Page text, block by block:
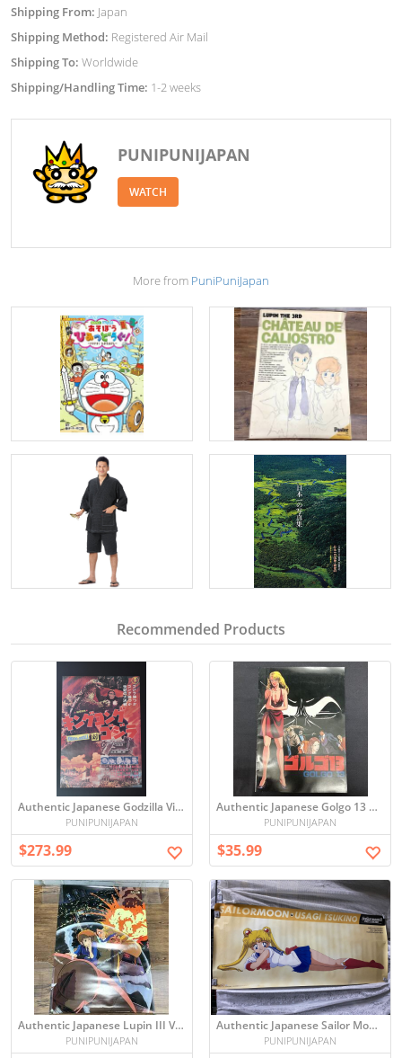
Shipping From: Japan
Shipping Method: Registered Air Mail
Shipping To: Worldwide
Shipping/Handling Time: 1-2 weeks
PUNIPUNIJAPAN
WATCH
More from PuniPuniJapan
Recommended Products
Authentic Japanese Godzilla Vintage Poster - Showa-era, period original (未使用 当時物 キングコング 対 ゴジラ B2 ポスター 1964年 リバイバル版 怪獣 高島忠夫 浜美枝 昭和 レトロ RC-471S/000)
PUNIPUNIJAPAN
$273.99
Authentic Japanese Golgo 13 Period Original Vintage Pamphlet - Request to Buy
PUNIPUNIJAPAN
$35.99
Authentic Japanese Lupin III Vintage Poster - period original (6033 【当時物】 ルパン三世 さらば愛しきルパンよ B2ポスター モンキー・パンチ ANIMEC アニメック ポスター アニメグッズ)
PUNIPUNIJAPAN
Authentic Japanese Sailor Moon Vintage Poster - period original (当時物 長期保管品 美少女戦士セーラームーンR 月野うさぎ 等身大ポスター 168×72cm 超特大 全身)
PUNIPUNIJAPAN